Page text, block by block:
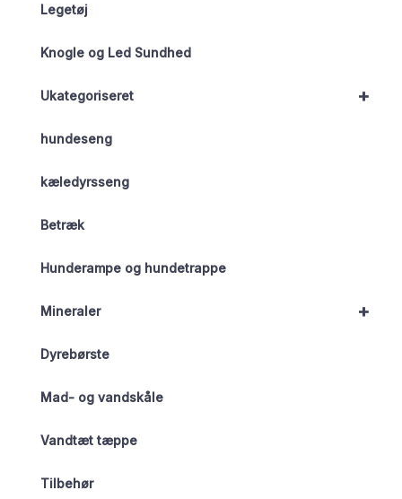
Legetøj
Knogle og Led Sundhed
+
Ukategoriseret
hundeseng
kæledyrsseng
Betræk
Hunderampe og hundetrappe
+
Mineraler
Dyrebørste
Mad- og vandskåle
Vandtæt tæppe
Tilbehør